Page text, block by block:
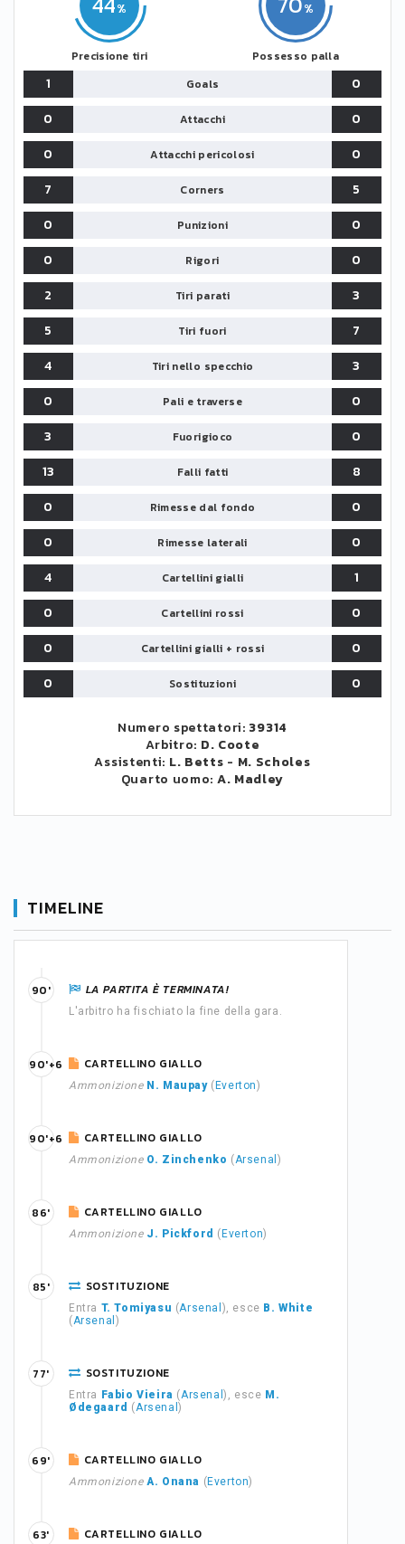
Precisione tiri Possesso palla
1 Goals
0
0
Attacchi
0
0
Attacchi pericolosi
0
7
Corners
5
0
Punizioni
0
0
Rigori
0
2
Tiri parati
3
5
Tiri fuori
7
4
Tiri nello specchio
3
0
Pali e traverse
0
3
Fuorigioco
0
13
Falli fatti
8
0
Rimesse dal fondo
0
0
Rimesse laterali
0
4
Cartellini gialli
1
0
Cartellini rossi
0
0
Cartellini gialli + rossi
0
0
Sostituzioni 0
Numero spettatori: 39314
Arbitro: D. Coote
Assistenti: L. Betts - M. Scholes
Quarto uomo: A. Madley
TIMELINE
LA PARTITA È TERMINATA!
L'arbitro ha fischiato la fine della gara.
90'
CARTELLINO GIALLO
Ammonizione N. Maupay( Everton)
90'+6
CARTELLINO GIALLO
Ammonizione O. Zinchenko (Arsenal )
90'+6
CARTELLINO GIALLO
Ammonizione J. Pickford ( Everton)
86'
SOSTITUZIONE
Entra T. Tomiyasu (Arsenal ), esce B. White
(Arsenal )
85'
SOSTITUZIONE
Entra Fabio Vieira (Arsenal), esce M.
Ødegaard (Arsenal)
77'
CARTELLINO GIALLO
Ammonizione A. Onana ( Everton)
69'
CARTELLINO GIALLO
63'